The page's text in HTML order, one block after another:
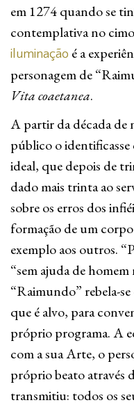
em 1274 quando se
contemplativa no
iluminação é a
personagem de
Vita coaetanea.
A partir da década de
público o
ideal, que depois de
dado mais trinta ao
sobre os erros dos
formação de um
exemplo aos outros.
“sem ajuda de
“Raimundo” rebela-
que é alvo, para
próprio programa. A
com a sua Arte, o
próprio beato através
transmitiu: todos os